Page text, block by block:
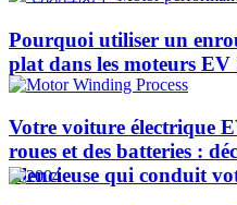
Pourquoi utiliser un
plat dans les moteurs EV
Votre voiture électrique
roues et des batteries :
silencieuse qui conduit